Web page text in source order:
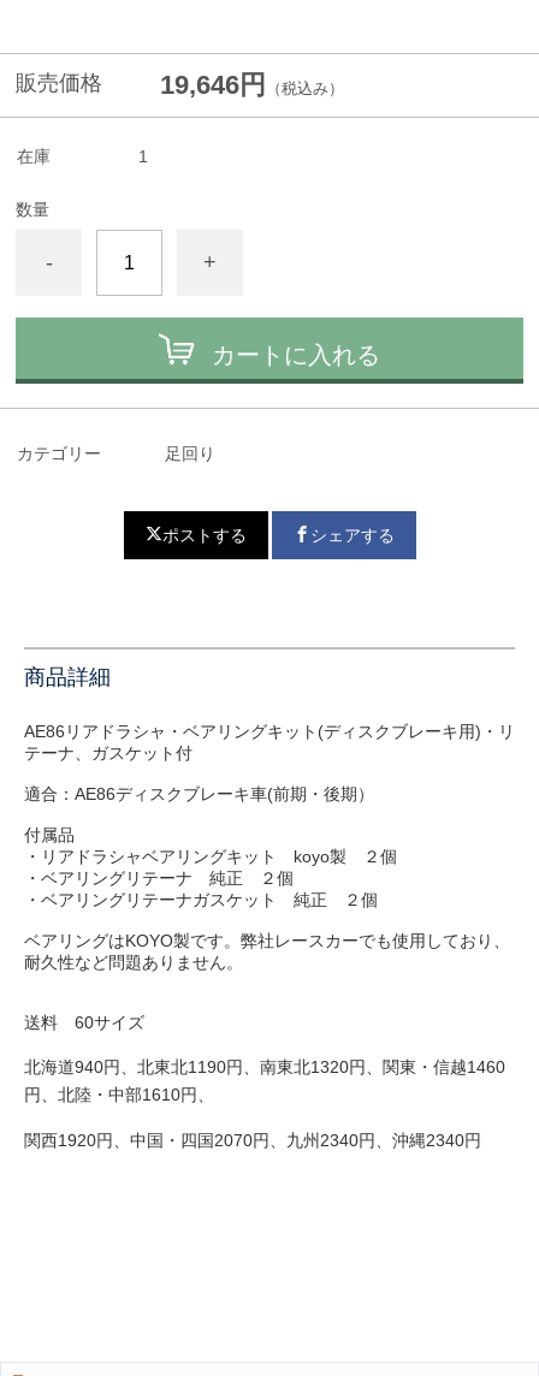
販売価格 19,646円 （税込み）
在庫 1
数量
- +
カートに入れる
カテゴリー 足回り
ポストする シェアする
商品詳細
AE86リアドラシャ・ベアリングキット(ディスクブレーキ用)・リ
テーナ、ガスケット付
適合：AE86ディスクブレーキ車(前期・後期）
付属品
・リアドラシャベアリングキット koyo製 ２個
・ベアリングリテーナ 純正 ２個
・ベアリングリテーナガスケット 純正 ２個
ベアリングはKOYO製です。弊社レースカーでも使用しており、
耐久性など問題ありません。
送料 60サイズ
北海道940円、北東北1190円、南東北1320円、関東・信越1460
円、北陸・中部1610円、
関西1920円、中国・四国 2070円、九州 2340円、沖縄2340円